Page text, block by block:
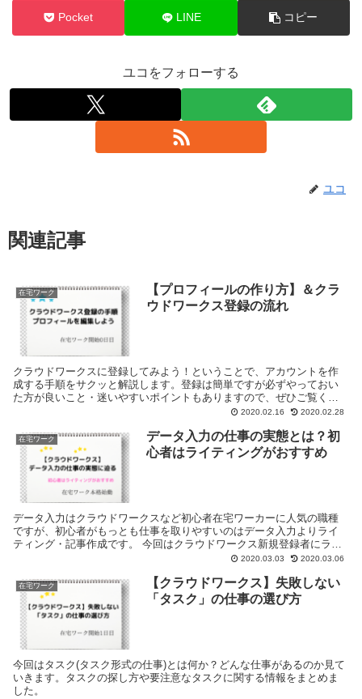
Pocket LINE コピー
ユコをフォローする
ユコ
関連記事
在宅ワーク
【プロフィールの作り方】＆クラ
ウドワークス登録の流れ
クラウドワークスに登録してみよう！ということで、アカウントを作
成する手順をサクッと解説します。登録は簡単ですが必ずやっておい
た方が良いこと・迷いやすいポイントもありますので、ぜひご覧くだ
2020.02.16 2020.02.28
在宅ワーク
データ入力の仕事の実態とは？初
心者はライティングがおすすめ
データ入力はクラウドワークスなど初心者在宅ワーカーに人気の職種
ですが、初心者がもっとも仕事を取りやすいのはデータ入力よりライ
ティング・記事作成です。 今回はクラウドワークス新規登録者にライ
ティングがおすすめな理由と、それでもデータ入力の仕事...
2020.03.03 2020.03.06
在宅ワーク
【クラウドワークス】失敗しない
「タスク」の仕事の選び方
今回はタスク(タスク形式の仕事)とは何か？どんな仕事があるのか見て
いきます。タスクの探し方や要注意なタスクに関する情報をまとめま
した。